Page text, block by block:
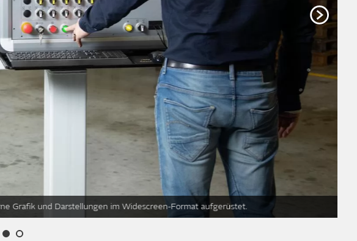
Grafik und Darstellungen im Widescreen-Format aufgerüstet.